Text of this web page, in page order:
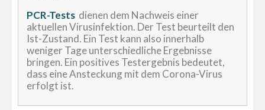
PCR-Testsdienen dem Nachweis einer
aktuellen Virusinfektion. Der Test beurteilt den
Ist-Zustand. Ein Test kann also innerhalb
weniger Tage unterschiedliche Ergebnisse
bringen. Ein positives Testergebnis bedeutet,
dass eine Ansteckung mit dem Corona-Virus
erfolgt ist.